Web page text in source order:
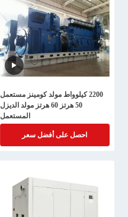
2200 كيلوواط مولد كومينز مستعمل
50 هرتز 60 هرتز مولد الديزل
المستعمل
احصل على أفضل سعر